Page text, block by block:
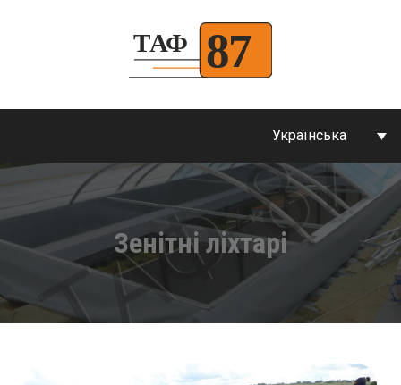
Українська
Зенітні ліхтарі